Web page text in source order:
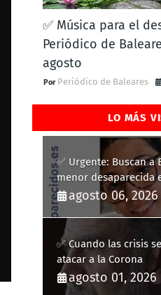
✅ Música para el
Periódico de
agosto
Periódico de Baleares
LO MÁS
✅ Urgente: Buscan a
menor desaparecida
del Pinatar
agosto 06, 2026
✅ Cuando las crisis
atacar a la Corona
agosto 01, 2026